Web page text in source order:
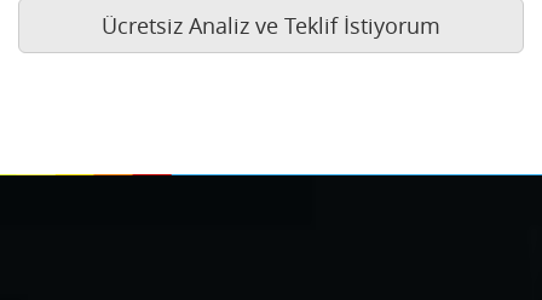
Ücretsiz Analiz ve Teklif İstiyorum